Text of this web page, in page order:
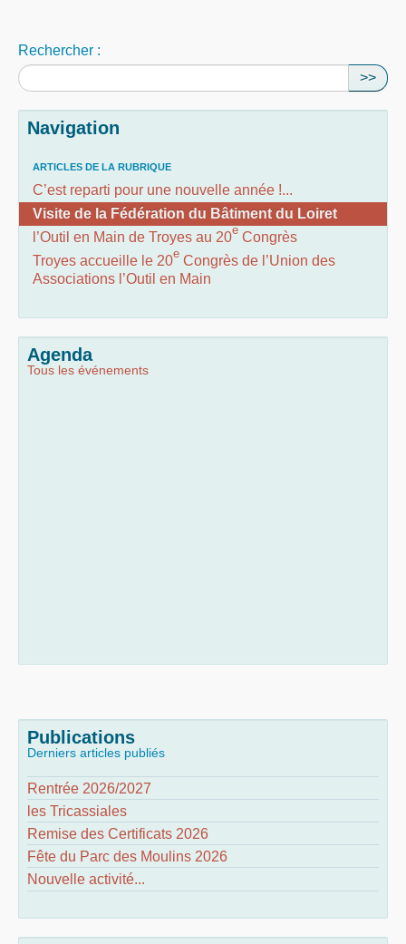
Rechercher :
>>
Navigation
ARTICLES DE LA RUBRIQUE
C’est reparti pour une nouvelle année !...
Visite de la Fédération du Bâtiment du Loiret
l’Outil en Main de Troyes au 20
e
Congrès
Troyes accueille le 20
e
Congrès de l’Union des
Associations l’Outil en Main
Agenda
Tous les événements
Publications
Derniers articles publiés
Rentrée 2026/2027
les Tricassiales
Remise des Certificats 2026
Fête du Parc des Moulins 2026
Nouvelle activité...